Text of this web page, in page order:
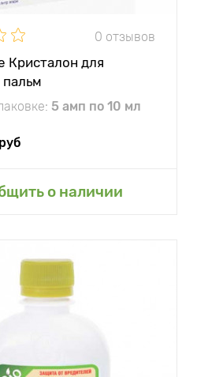
0 отзывов
Кристалон для
5 амп по 10 мл
руб
о наличии